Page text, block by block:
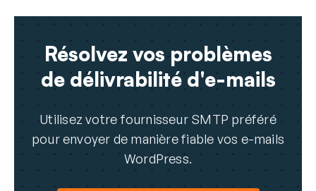
Résolvez vos problèmes
de délivrabilité d'e-mails
Utilisez votre fournisseur SMTP préféré
pour envoyer de manière fiable vos e-mails
WordPress.